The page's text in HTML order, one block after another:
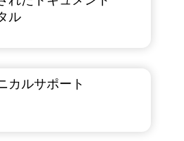
ル
カルサポート